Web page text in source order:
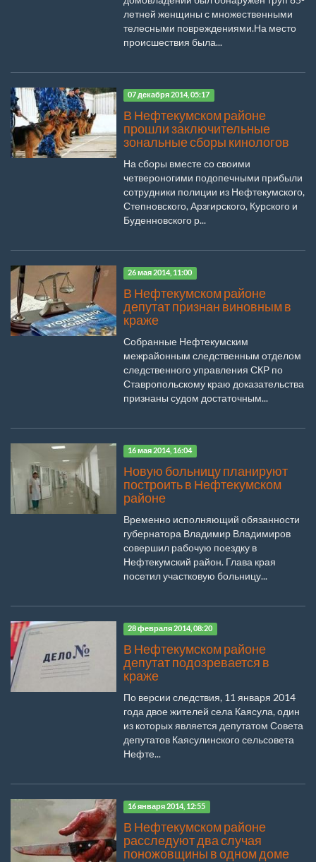
летней женщины с множественными
телесными повреждениями.На место
происшествия была...
07 декабря 2014, 05:17
В Нефтекумском районе
прошли заключительные
зональные сборы кинологов
На сборы вместе со своими
четвероногими подопечными прибыли
сотрудники полиции из Нефтекумского,
Степновского, Арзгирского, Курского и
Буденновского р...
26 мая 2014, 11:00
В Нефтекумском районе
депутат признан виновным в
краже
Собранные Нефтекумским
межрайонным следственным отделом
следственного управления СКР по
Ставропольскому краю доказательства
признаны судом достаточным...
16 мая 2014, 16:04
Новую больницу планируют
построить в Нефтекумском
районе
Временно исполняющий обязанности
губернатора Владимир Владимиров
совершил рабочую поездку в
Нефтекумский район. Глава края
посетил участковую больницу...
28 февраля 2014, 08:20
В Нефтекумском районе
депутат подозревается в
краже
По версии следствия, 11 января 2014
года двое жителей села Каясула, один
из которых является депутатом Совета
депутатов Каясулинского сельсовета
Нефте...
16 января 2014, 12:55
В Нефтекумском районе
расследуют два случая
поножовщины в одном доме